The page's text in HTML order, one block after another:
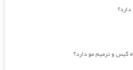
گیس و ترمیم مو دارد؟